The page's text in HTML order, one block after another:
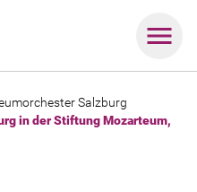
Salzburg
in der Stiftung Mozarteum,